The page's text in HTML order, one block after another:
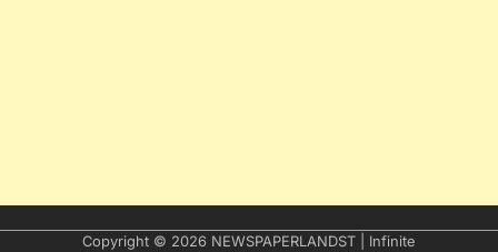
Copyright © 2026 NEWSPAPERLANDST | Infinite